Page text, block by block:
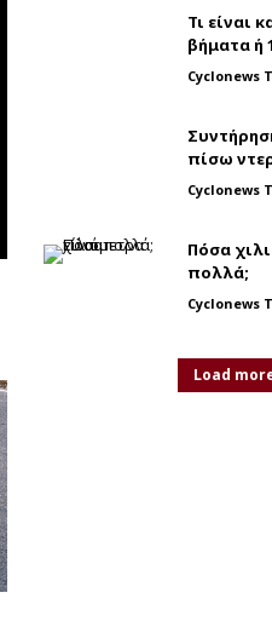
Τι είναι
βήματα ή
Cyclonews
πίσω
Cyclonews
Πόσα
πολλά;
Cyclonews
Load